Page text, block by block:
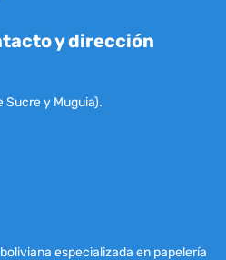
y dirección
Sucre y Muguia).
especializada en papelería